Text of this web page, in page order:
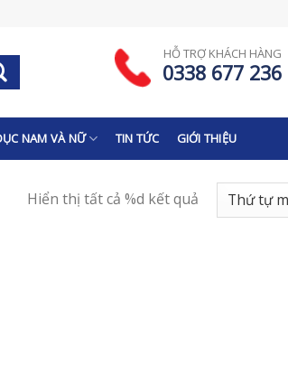
HỖ TRỢ KHÁCH HÀNG
0338 677 236
NAM VÀ NỮ TIN TỨC GIỚI THIỆU
Hiển thị tất cả %d kết quả